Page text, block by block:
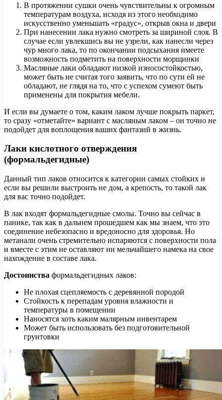
В протяжении сушки очень чувствительны к огромным
температурам воздуха, исходя из этого необходимо
искусственно уменьшать «градус», открыв окна и двери
При нанесении лака нужно смотреть за шириной слоя. В
случае если увлекшись вы не узрели, как нанесли через
чур много лака, то по окончании подсыхания имеете
возможность подметить на поверхности морщинки
Масляные лаки обладают низкой износостойкостью,
может быть не считая того заявить, что по сути ей не
обладают, не глядя на то, что с успехом сумеют быть
применены для покрытия мебели.
И если вы думаете о том, каким лаком лучше покрыть паркет,
то сразу «отметайте» вариант с масляным лаком – он точно не
подойдет для воплощения ваших фантазий в жизнь.
Лаки кислотного отверждения
(формальдегидные)
Данный тип лаков относится к категории самых стойких и
если вы решили выстроить не дом, а крепость, то такой лак
для вас точно подойдет.
В лак входят формальдегидные смолы. Точно вы сейчас в
панике, так как в дальнем прошедшем как мы знаем, что это
соединение небезопасно и вредоносно для здоровья. Но
метанали очень стремительно испаряются с поверхности пола
и вместе с этим не оставляют ни мельчайшего намека на свое
нахождение в составе лака.
Достоинства формальдегидных лаков:
Не плохая сцепляемость с деревянной породой
Стойкость к перепадам уровня влажности и
температуры в помещении
Наносятся хоть каким малярным инвентарем
Может быть использовать без подготовительной
грунтовки